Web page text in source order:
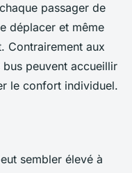
passager de
déplacer et même
Contrairement aux
peuvent accueillir
le confort individuel.
sembler élevé à